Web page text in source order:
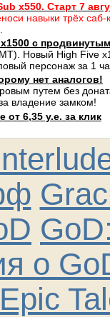
x550. Старт 7
навыки трёх саб-
с
Новый High Five
персонаж за 1
нет аналогов!
путем без
владение замком!
от 6,35 у.е. за клик
о
Epic